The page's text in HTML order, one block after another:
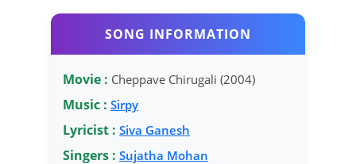
SONG INFORMATION
Movie : Cheppave Chirugali (2004)
Music : Sirpy
Lyricist : Siva Ganesh
Singers : Sujatha Mohan